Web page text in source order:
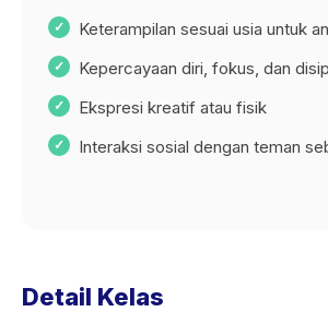
Keterampilan sesuai usia untuk
Kepercayaan diri, fokus, dan
Ekspresi kreatif atau fisik
Interaksi sosial dengan teman
Detail Kelas